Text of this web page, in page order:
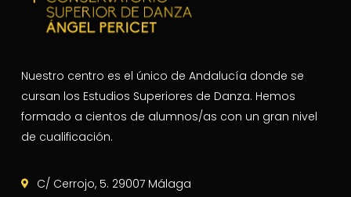
Nuestro centro es el único de Andalucía donde se
cursan los Estudios Superiores de Danza. Hemos
formado a cientos de alumnos/as con un gran nivel
de cualificación.
C/ Cerrojo, 5. 29007 Málaga